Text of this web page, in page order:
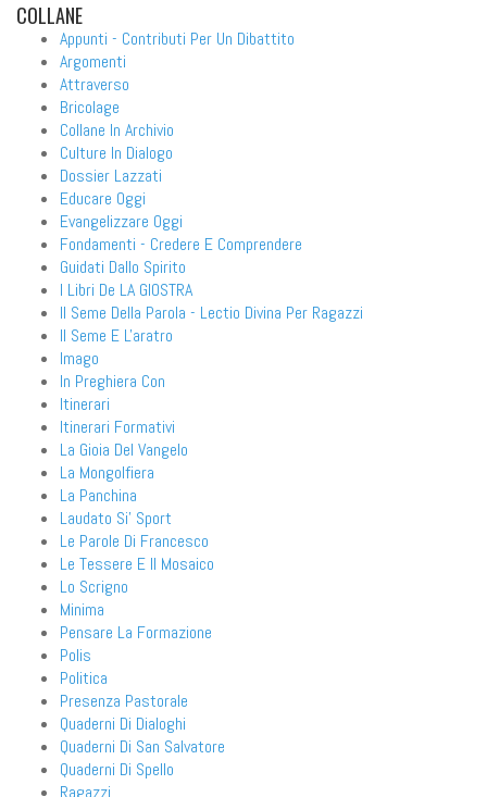
COLLANE
Appunti - Contributi Per Un Dibattito
Argomenti
Attraverso
Bricolage
Collane In Archivio
Culture In Dialogo
Dossier Lazzati
Educare Oggi
Evangelizzare Oggi
Fondamenti - Credere E Comprendere
Guidati Dallo Spirito
I Libri De LA GIOSTRA
Il Seme Della Parola - Lectio Divina Per Ragazzi
Il Seme E L'aratro
Imago
In Preghiera Con
Itinerari
Itinerari Formativi
La Gioia Del Vangelo
La Mongolfiera
La Panchina
Laudato Si' Sport
Le Parole Di Francesco
Le Tessere E Il Mosaico
Lo Scrigno
Minima
Pensare La Formazione
Polis
Politica
Presenza Pastorale
Quaderni Di Dialoghi
Quaderni Di San Salvatore
Quaderni Di Spello
Ragazzi